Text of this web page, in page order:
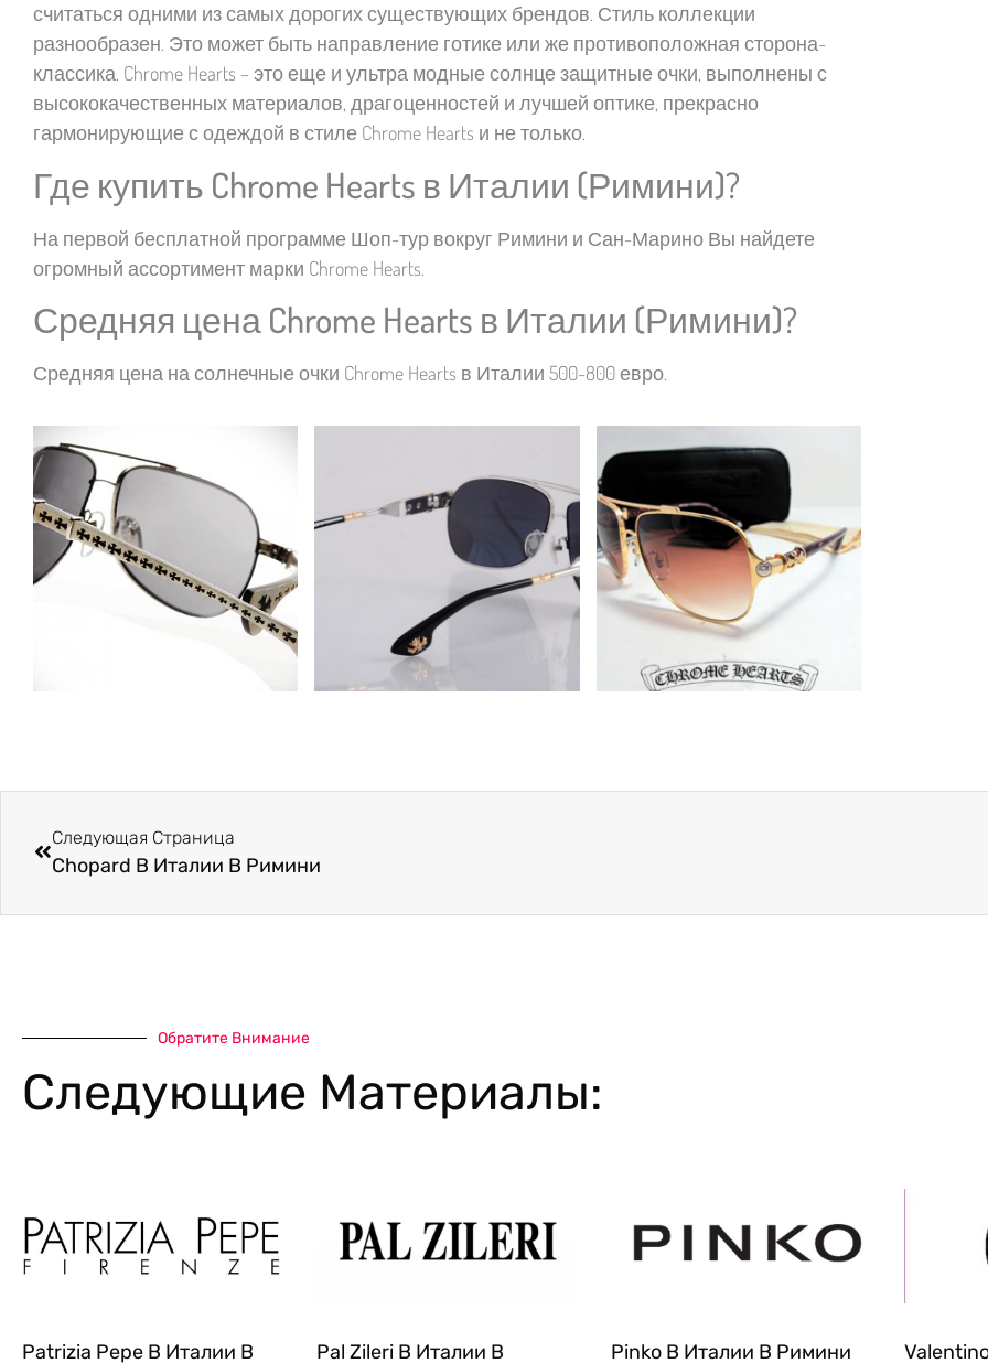
считаться одними из самых дорогих существующих брендов. Стиль коллекции
разнообразен. Это может быть направление готике или же противоположная сторона-
классика. Chrome Hearts – это еще и ультра модные солнце защитные очки, выполнены с
высококачественных материалов, драгоценностей и лучшей оптике, прекрасно
гармонирующие с одеждой в стиле Chrome Hearts и не только.
Где купить Chrome Hearts в Италии (Римини)?
На первой бесплатной программе Шоп-тур вокруг Римини и Сан-Марино Вы найдете
огромный ассортимент марки Chrome Hearts.
Средняя цена Chrome Hearts в Италии (Римини)?
Средняя цена на солнечные очки Chrome Hearts в Италии 500-800 евро.
Следующая Страница
Chopard В Италии В Римини
Обратите Внимание
Следующие Материалы:
Patrizia Pepe В Италии В Pal Zileri В Италии В Pinko В Италии В Римини